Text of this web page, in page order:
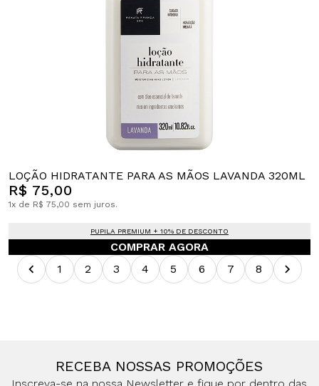
LOÇÃO HIDRATANTE PARA AS MÃOS LAVANDA 320ML
R$ 75,00
1x de R$ 75,00 sem juros.
PUPILA PREMIUM + 10% DE DESCONTO
COMPRAR AGORA
1
2 3 4 5 6 7 8
RECEBA NOSSAS PROMOÇÕES